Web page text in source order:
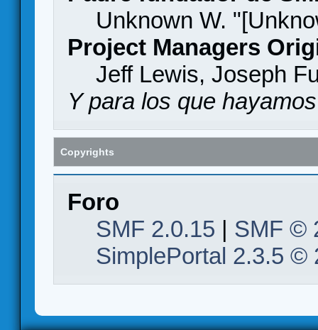
Unknown W.
Project Managers
Jeff Lewis, Joseph
Y para los que
Copyrights
Foro
SMF 2.0.15 | SMF ©
SimplePortal 2.3.5 ©